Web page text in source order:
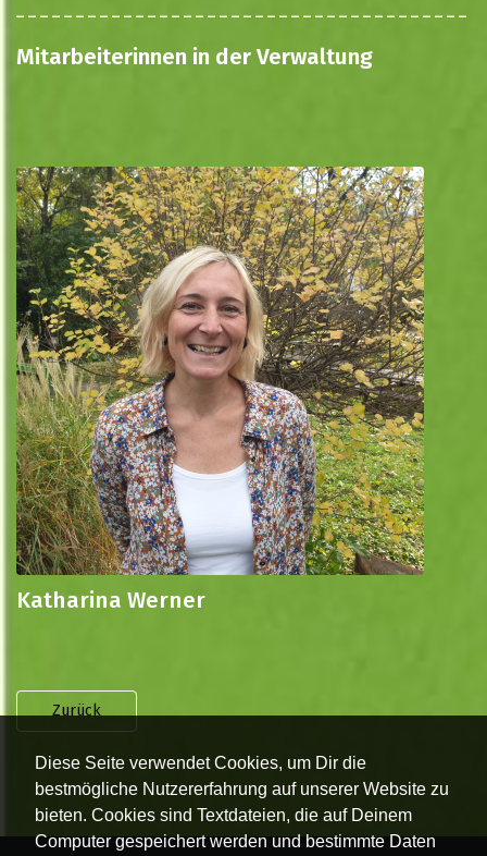
Diese Seite verwendet Cookies, um Dir die
bestmögliche Nutzererfahrung auf unserer Website zu
bieten. Cookies sind Textdateien, die auf Deinem
Computer gespeichert werden und bestimmte Daten
Mitarbeiterinnen in der Verwaltung
Katharina Werner
Zurück